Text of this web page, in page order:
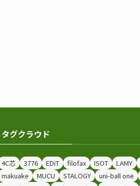
タグクラウド
4C芯 3776 EDiT filofax ISOT LAMY
makuake
MUCU STALOGY uni-ball one